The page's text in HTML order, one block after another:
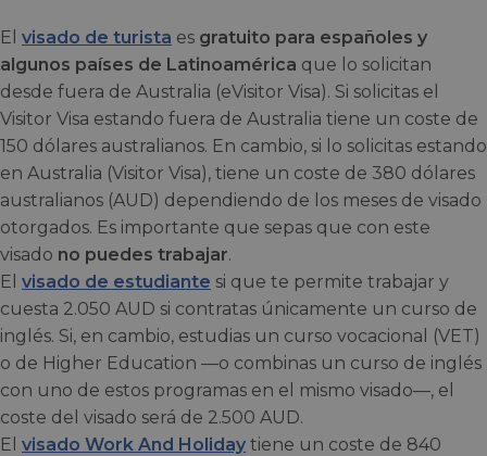
El visado de turista es gratuito para españoles y
algunos países de Latinoamérica que lo solicitan
desde fuera de Australia (eVisitor Visa). Si solicitas el
Visitor Visa estando fuera de Australia tiene un coste de
150 dólares australianos. En cambio, si lo solicitas estando
en Australia (Visitor Visa), tiene un coste de 380 dólares
australianos (AUD) dependiendo de los meses de visado
otorgados. Es importante que sepas que con este
visado no puedes trabajar.
El visado de estudiante si que te permite trabajar y
cuesta 2.050 AUD si contratas únicamente un curso de
inglés. Si, en cambio, estudias un curso vocacional (VET)
o de Higher Education —o combinas un curso de inglés
con uno de estos programas en el mismo visado—, el
coste del visado será de 2.500 AUD.
El visado Work And Holiday tiene un coste de 840